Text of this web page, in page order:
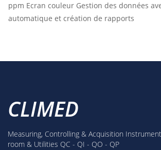
ppm Ecran couleur Gestion des données
automatique et création de rapports
CLIMED
Measuring, Controlling & Acquisition
room & Utilities QC - QI - QO - QP